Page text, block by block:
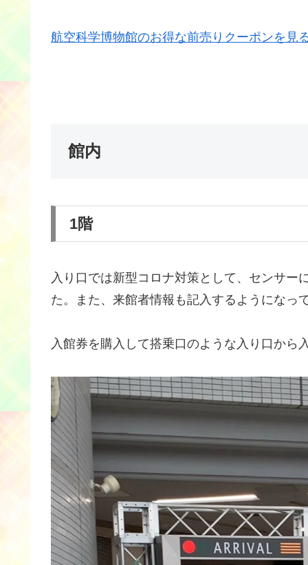
航空科学博物館のお得な前売りクーポンを見
館内
1階
入り口では新型コロナ対策として、センサ
た。また、来館者情報も記入するようになっ
入館券を購入して搭乗口のような入り口から